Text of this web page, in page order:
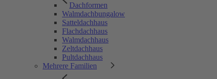
Dachformen
Walmdachbungalow
Satteldachhaus
Flachdachhaus
Walmdachhaus
Zeltdachhaus
Pultdachhaus
Mehrere Familien